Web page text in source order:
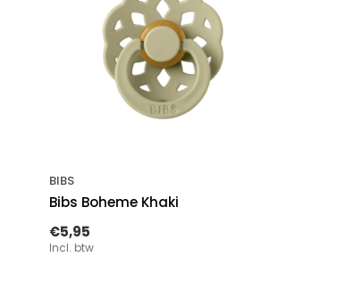
BIBS
Bibs Boheme Khaki
€5,95
Incl. btw